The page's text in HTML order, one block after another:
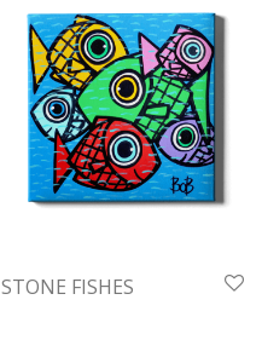
STONE FISHES